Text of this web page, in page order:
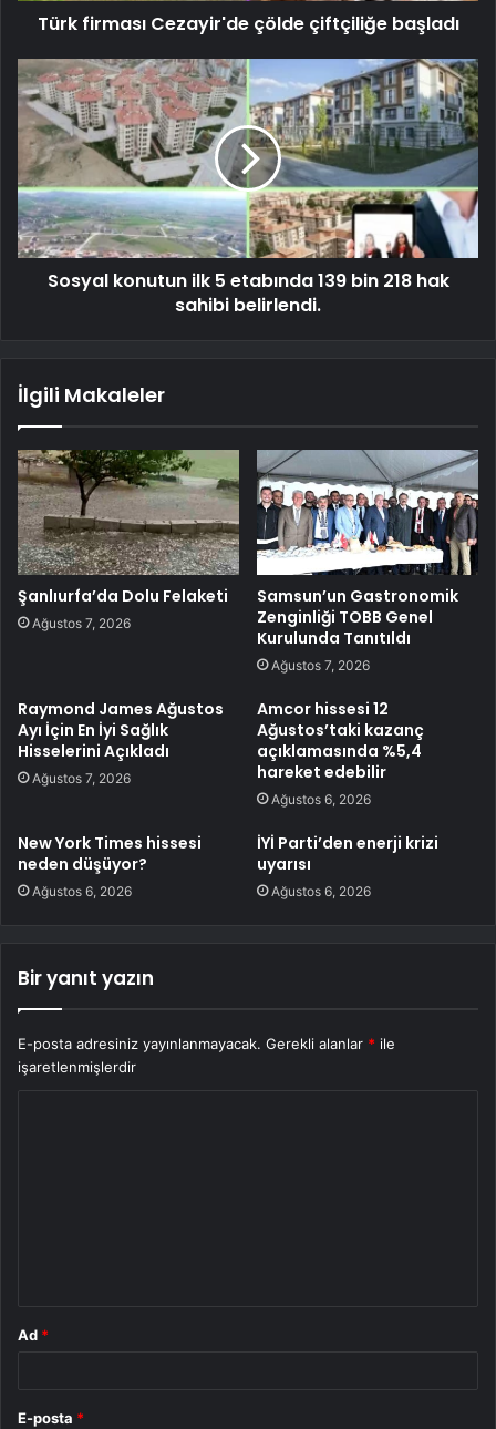
Türk firması Cezayir'de çölde çiftçiliğe başladı
Sosyal konutun ilk 5 etabında 139 bin 218 hak
sahibi belirlendi.
İlgili Makaleler
Şanlıurfa’da Dolu Felaketi
Ağustos 7, 2026
Samsun’un Gastronomik
Zenginliği TOBB Genel
Kurulunda Tanıtıldı
Ağustos 7, 2026
Raymond James Ağustos
Ayı İçin En İyi Sağlık
Hisselerini Açıkladı
Ağustos 7, 2026
Amcor hissesi 12
Ağustos’taki kazanç
açıklamasında %5,4
hareket edebilir
Ağustos 6, 2026
New York Times hissesi
neden düşüyor?
Ağustos 6, 2026
İYİ Parti’den enerji krizi
uyarısı
Ağustos 6, 2026
Bir yanıt yazın
E-posta adresiniz yayınlanmayacak. Gerekli alanlar * ile
işaretlenmişlerdir
Ad *
E-posta *